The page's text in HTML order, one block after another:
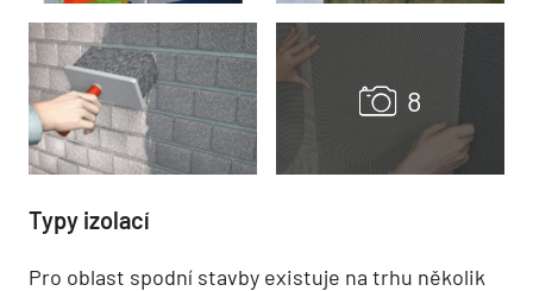
Typy izolací
Pro oblast spodní stavby existuje na trhu několik